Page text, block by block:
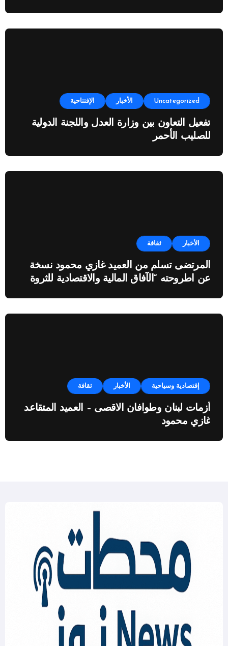
Uncategorized الأخبار الإفتتاحية
تفعيل التعاون بين وزارة العدل واللجنة الدولية
للصليب الأحمر
الأخبار ثقافة
المرتضى تسلم من العميد غازي محمود نسخة
عن اطروحته “الآفاق المالية والاقتصادية للثروة
إقتصادية وسياحية الأخبار ثقافة
أزمات لبنان وطوافان الاقصى – العميد المتقاعد
غازي محمود